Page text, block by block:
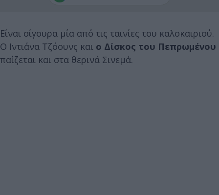
Είναι σίγουρα μία από τις ταινίες του καλοκαιριού.
Ο Ιντιάνα Τζόουνς και ο Δίσκος του Πεπρωμένου
παίζεται και στα θερινά Σινεμά.